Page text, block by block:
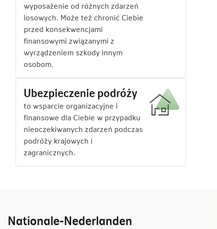
wyposażenie od różnych zdarzeń
losowych. Może też chronić Ciebie
przed konsekwencjami
finansowymi związanymi z
wyrządzeniem szkody innym
osobom.
Ubezpieczenie podróży
to wsparcie organizacyjne i
finansowe dla Ciebie w przypadku
nieoczekiwanych zdarzeń podczas
podróży krajowych i
zagranicznych.
Nationale-Nederlanden